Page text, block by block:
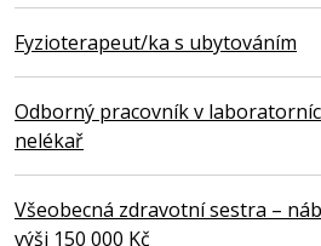
Fyzioterapeut/ka s ubytováním
Odborný pracovník v
nelékař
Všeobecná zdravotní sestra –
výši 150 000 Kč